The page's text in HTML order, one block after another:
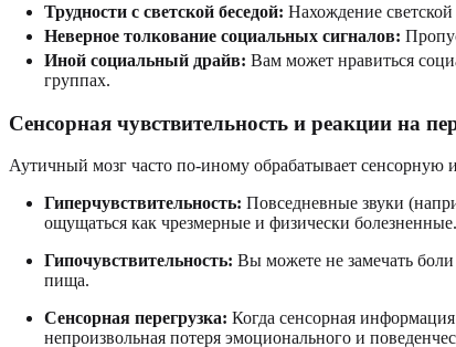
Трудности с светской беседой: Нахождение
Неверное толкование социальных сигналов:
Иной социальный драйв: Вам может нравиться
группах.
Сенсорная чувствительность и реакции на
Аутичный мозг часто по-иному обрабатывает сенсорную
Гиперчувствительность: Повседневные звуки
ощущаться как чрезмерные и физически болезненные.
Гипочувствительность: Вы можете не замечать
пища.
Сенсорная перегрузка: Когда сенсорная
непроизвольная потеря эмоционального и